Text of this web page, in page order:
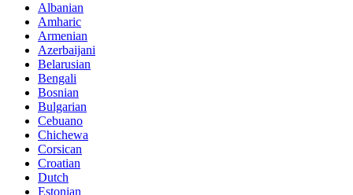
Albanian
Amharic
Armenian
Azerbaijani
Belarusian
Bengali
Bosnian
Bulgarian
Cebuano
Chichewa
Corsican
Croatian
Dutch
Estonian